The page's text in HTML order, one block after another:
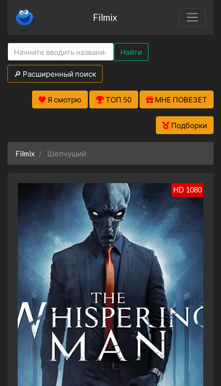
Filmix
Найти
🔎 Расширенный поиск
Я смотрю ТОП 50 МНЕ ПОВЕЗЕТ
Подборки
Filmix Шепчуший
HD 1080